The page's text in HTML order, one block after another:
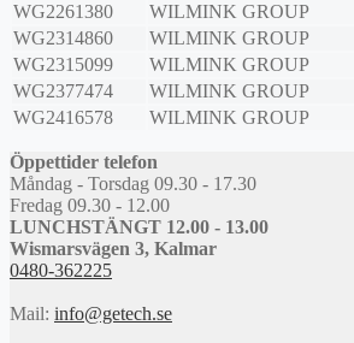
WG2261380
WILMINK GROUP
WG2314860
WILMINK GROUP
WG2315099
WILMINK GROUP
WG2377474
WILMINK GROUP
WG2416578
WILMINK GROUP
Öppettider telefon
Måndag - Torsdag 09.30 - 17.30
Fredag 09.30 - 12.00
LUNCHSTÄNGT 12.00 - 13.00
Wismarsvägen 3, Kalmar
0480-362225
Mail: info@getech.se